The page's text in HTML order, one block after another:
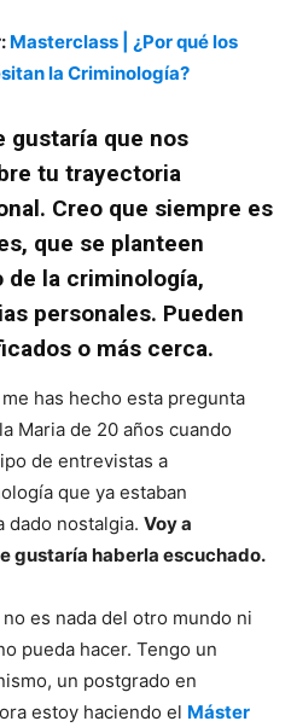
Masterclass | ¿Por qué los
la Criminología?
gustaría que nos
tu trayectoria
Creo que siempre es
que se planteen
de la criminología,
personales. Pueden
o más cerca.
has hecho esta pregunta
Maria de 20 años cuando
de entrevistas a
que ya estaban
dado nostalgia. Voy a
gustaría haberla escuchado.
es nada del otro mundo ni
pueda hacer. Tengo un
un postgrado en
estoy haciendo el Máster